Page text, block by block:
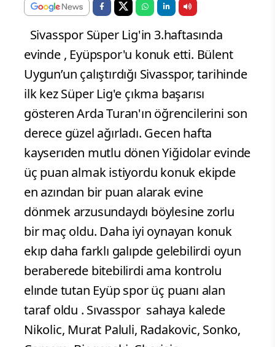
Sivasspor Süper Lig'in 3.haftasında
evinde , Eyüpspor'u konuk etti. Bülent
Uygun’un çalıştırdığı Sivasspor, tarihinde
ilk kez Süper Lig'e çıkma başarısı
gösteren Arda Turan'ın öğrencilerini son
derece güzel ağırladı. Gecen hafta
kayserıden mutlu dönen Yiğidolar evinde
üç puan almak istiyordu konuk ekipde
en azından bir puan alarak evine
dönmek arzusundaydı böylesine zorlu
bir maç oldu. Daha iyi oynayan konuk
ekıp daha farklı galıpde gelebilirdi oyun
beraberede bitebilirdi ama kontrolu
elınde tutan Eyüp spor üç puanı alan
taraf oldu . Sıvasspor sahaya kalede
Nikolic, Murat Paluli, Radakovic, Sonko,